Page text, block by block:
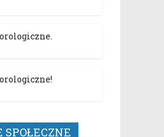
SPOŁECZNE